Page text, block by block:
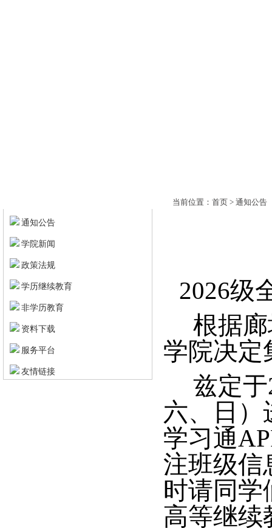
通知公告
学院新闻
政策法规
学历继续教育
非学历教育
资料下载
服务平台
友情链接
当前位置： 首页 > 通知公告
2026级
根据
学院决定
兹定于
六、日 ）
学习通
注班级信
时请同学
高等继续